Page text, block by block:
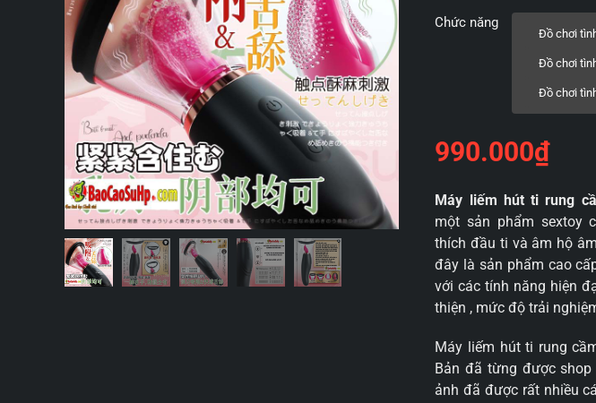
Chức năng
Đồ chơi
Đồ chơi
Đồ chơi
990.000₫
Máy liếm hút ti rung
một sản phẩm sextoy
thích đầu ti và âm hộ
đây là sản phẩm cao
với các tính năng hiện
thiện , mức độ trải
Máy liếm hút ti rung
Bản đã từng được
ảnh đã được rất nhiều